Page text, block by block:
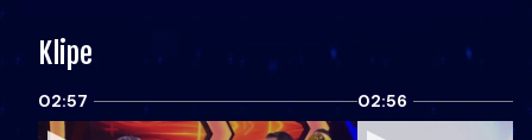
Klipe
02:57 02:56